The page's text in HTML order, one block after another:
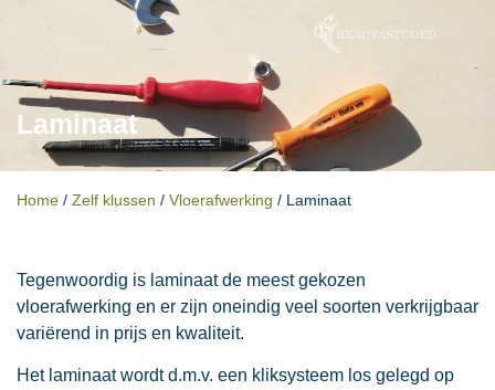
Laminaat
Home / Zelf klussen / Vloerafwerking / Laminaat
Tegenwoordig is laminaat de meest gekozen
vloerafwerking en er zijn oneindig veel soorten verkrijgbaar
variërend in prijs en kwaliteit.
Het laminaat wordt d.m.v. een kliksysteem los gelegd op